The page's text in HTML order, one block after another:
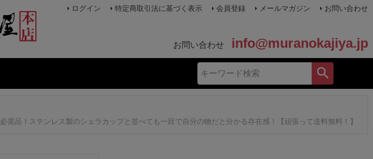
ログイン 特定商取引法に基づく表示 会員登録 メールマガジン お問い合わせ
お問い合わせ info@muranokajiya.jp
！ステンレス製のシェラカップと並べても一目で自分の物だと分かる存在感！【頑張って送料無料！】